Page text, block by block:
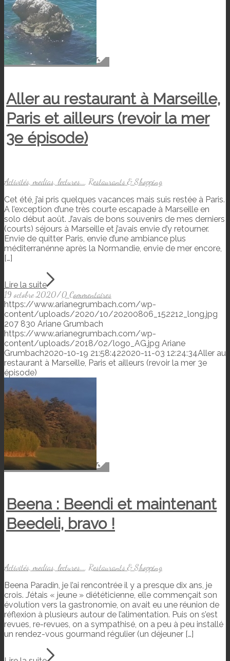
Aller au restaurant à Marseille,
Paris et ailleurs (revoir la mer
3e épisode)
Activités, medias, lectures..., Restaurants & Shopping
Cet été, j’ai pris quelques vacances mais suis restée à Paris.
A l’exception d’une très courte escapade à Marseille en
solo début août. J’avais de bons souvenirs de mes derniers
(courts) séjours à Marseille et j’avais envie d’y retourner.
Envie de quitter Paris, envie d’une ambiance plus
méditerranénne après la Normandie, envie de mer encore,
[…]
Lire la suite
19 octobre 2020/0 Commentaires
https://www.arianegrumbach.com/wp-
content/uploads/2020/10/20200806_152212_long.jpg
207 830 Ariane Grumbach
https://www.arianegrumbach.com/wp-
content/uploads/2018/02/logo_AG.jpg Ariane
Grumbach2020-10-19 21:58:422020-11-03 12:24:34Aller au
restaurant à Marseille, Paris et ailleurs (revoir la mer 3e
épisode)
Beena : Beendi et maintenant
Beedeli, bravo !
Activités, medias, lectures...
Restaurants & Shopping
Beena Paradin, je l’ai rencontrée il y a presque dix ans, je
crois. J’étais « jeune » diététicienne, elle commençait son
évolution vers la gastronomie, on avait eu une réunion de
réflexion à plusieurs autour de l’alimentation. Puis on s’est
revues, re-revues, on a sympathisé, on a peu à peu installé
un rendez-vous gourmand régulier (un déjeuner […]